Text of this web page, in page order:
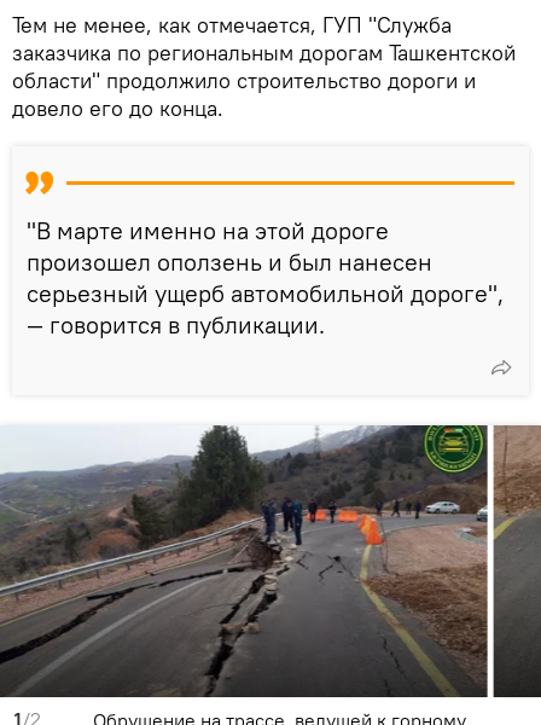
Тем не менее, как отмечается, ГУП "Служба
заказчика по региональным дорогам Ташкентской
области" продолжило строительство дороги и
довело его до конца.
"В марте именно на этой дороге
произошел оползень и был нанесен
серьезный ущерб автомобильной дороге",
— говорится в публикации.
1/2
Обрушение на трассе, ведущей к горному